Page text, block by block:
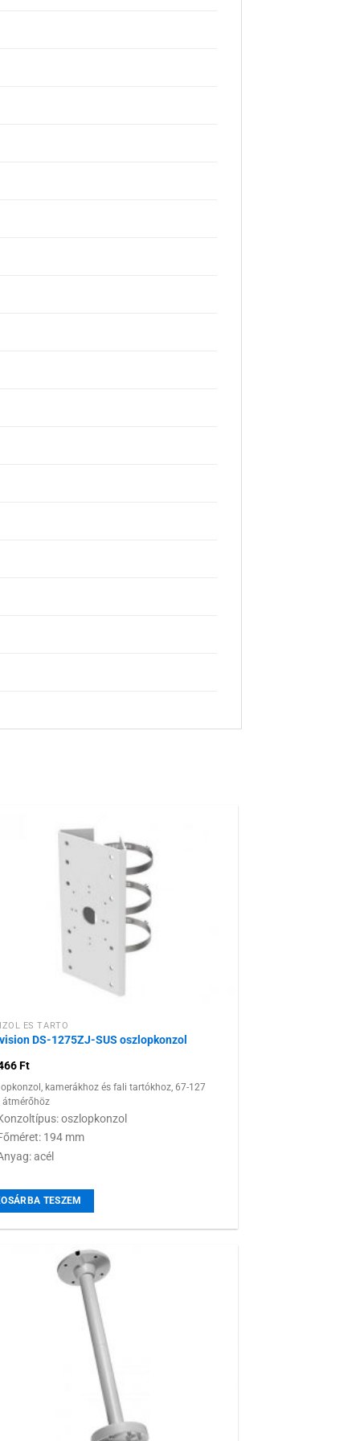
ÉS TARTÓ
DS-1275ZJ-SUS oszlopkonzol
Ft
kamerákhoz és fali tartókhoz, 67-127
átmérőhöz
oszlopkonzol
194 mm
acél
TESZEM